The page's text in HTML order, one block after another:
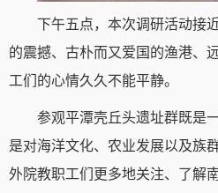
下午五点，本次调研活动接
的震撼、古朴而又爱国的渔港、
工们的心情久久不能平静。
参观平潭壳丘头遗址群既是
是对海洋文化、农业发展以及族
外院教职工们更多地关注、了解